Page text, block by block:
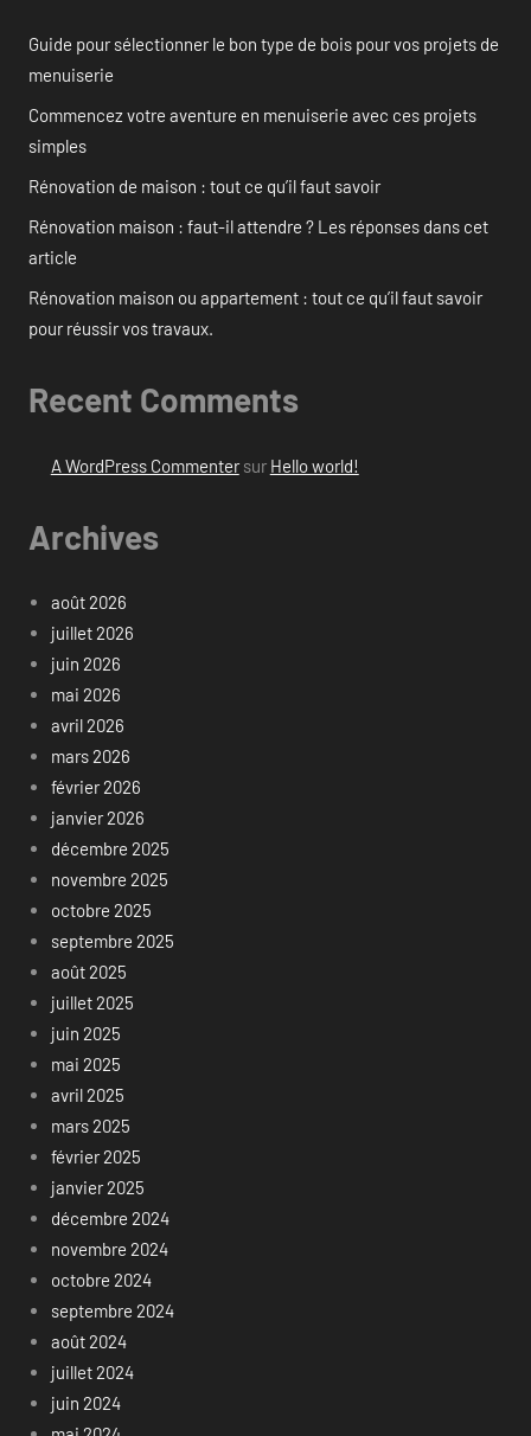
Guide pour sélectionner le bon type de bois pour vos projets de
menuiserie
Commencez votre aventure en menuiserie avec ces projets
simples
Rénovation de maison : tout ce qu’il faut savoir
Rénovation maison : faut-il attendre ? Les réponses dans cet
article
Rénovation maison ou appartement : tout ce qu’il faut savoir
pour réussir vos travaux.
Recent Comments
A WordPress Commentersur Hello world!
Archives
août 2026
juillet 2026
juin 2026
mai 2026
avril 2026
mars 2026
février 2026
janvier 2026
décembre 2025
novembre 2025
octobre 2025
septembre 2025
août 2025
juillet 2025
juin 2025
mai 2025
avril 2025
mars 2025
février 2025
janvier 2025
décembre 2024
novembre 2024
octobre 2024
septembre 2024
août 2024
juillet 2024
juin 2024